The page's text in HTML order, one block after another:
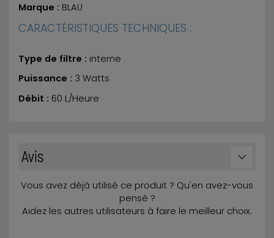
Marque : BLAU
CARACTÉRISTIQUES TECHNIQUES :
Type de filtre : interne
Puissance : 3 Watts
Débit : 60 L/Heure
Avis
Vous avez déjà utilisé ce produit ? Qu'en avez-vous
pensé ?
Aidez les autres utilisateurs à faire le meilleur choix.